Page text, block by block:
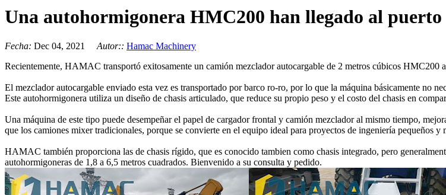
Una autohormigonera HMC200 han llegado al
Fecha: Dec 04, 2021 Autor:: Hamac Machinery
Recientemente, HAMAC transportó exitosamente un camión mezclador autocargable de 2 metros cúbicos HMC200
El mezclador autocargable enviado esta vez es transportado por barco ro-ro, por lo que la máquina básicamente no
Este autohormigonera utiliza un diseño de chasis articulado, que reduce su propio peso y el costo del chasis en
Una máquina de este tipo puede desempeñar el papel de cargador frontal y camión mezclador al mismo tiempo,
que los camiones mixer tradicionales, porque se convierte en el equipo ideal para proyectos de ingeniería pequeños y
HAMAC también proporciona las de chasis rígido, que es conocido tambien como chasis integrado, pero
autohormigoneras de 1,8 a 6,5 metros cuadrados. Bienvenido a su consulta y pedido.